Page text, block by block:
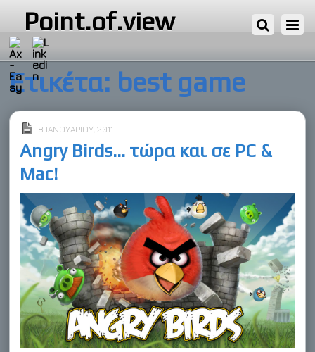
Point.of.view
Ετικέτα: best game
8 ΙΑΝΟΥΑΡΊΟΥ, 2011
Angry Birds… τώρα και σε PC &
Mac!